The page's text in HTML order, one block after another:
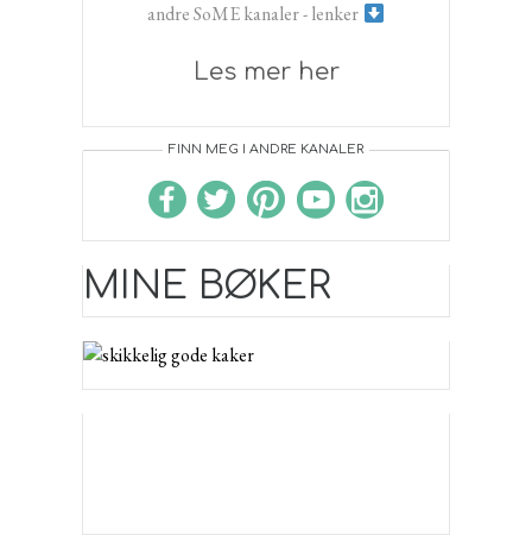
andre SoME kanaler - lenker
Les mer her
FINN MEG I ANDRE KANALER
MINE BØKER